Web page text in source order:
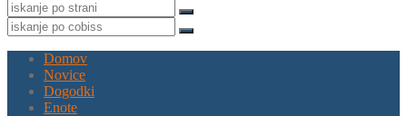
Domov
Novice
Dogodki
Enote